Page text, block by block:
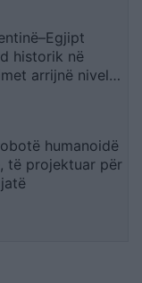
historik në
arrijnë nivele
humanoidë
të projektuar për